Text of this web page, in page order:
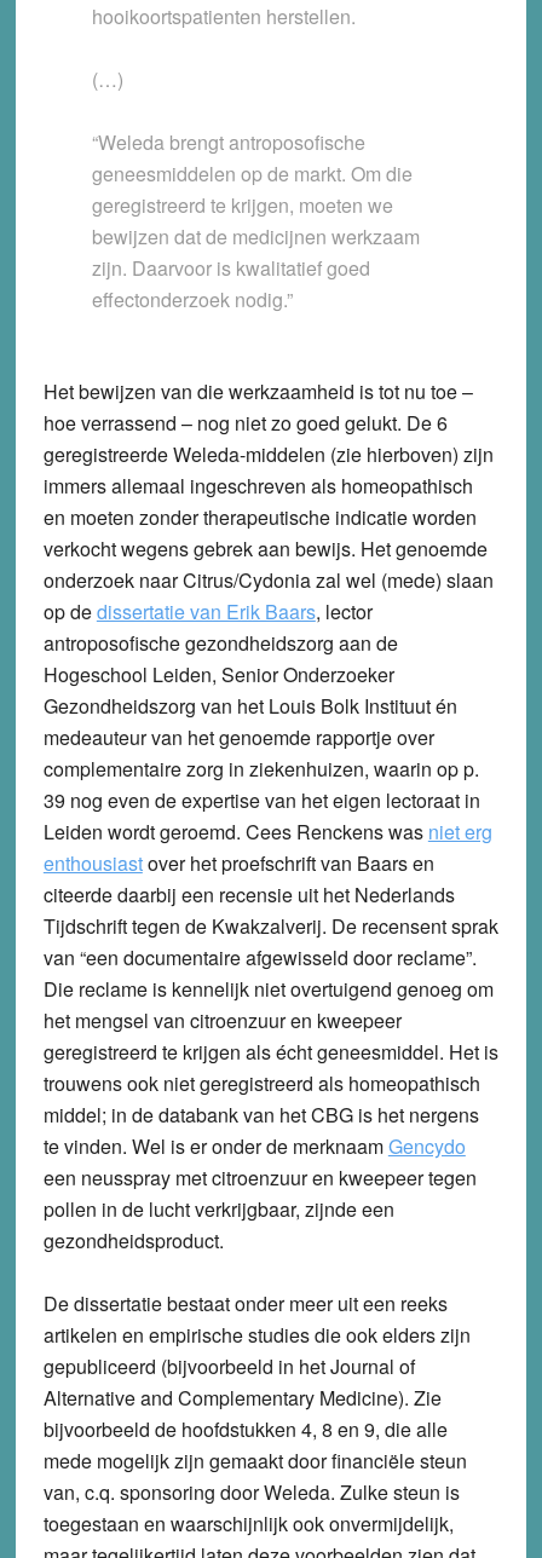
hooikoortspatienten herstellen.
(…)
“Weleda brengt antroposofische
geneesmiddelen op de markt. Om die
geregistreerd te krijgen, moeten we
bewijzen dat de medicijnen werkzaam
zijn. Daarvoor is kwalitatief goed
effectonderzoek nodig.”
Het bewijzen van die werkzaamheid is tot nu toe –
hoe verrassend – nog niet zo goed gelukt. De 6
geregistreerde Weleda-middelen (zie hierboven) zijn
immers allemaal ingeschreven als homeopathisch
en moeten zonder therapeutische indicatie worden
verkocht wegens gebrek aan bewijs. Het genoemde
onderzoek naar Citrus/Cydonia zal wel (mede) slaan
op dedissertatie van Erik Baars, lector
antroposofische gezondheidszorg aan de
Hogeschool Leiden, Senior Onderzoeker
Gezondheidszorg van het Louis Bolk Instituut én
medeauteur van het genoemde rapportje over
complementaire zorg in ziekenhuizen, waarin op p.
39 nog even de expertise van het eigen lectoraat in
Leiden wordt geroemd. Cees Renckens was niet erg
enthousiastover het proefschrift van Baars en
citeerde daarbij een recensie uit het Nederlands
Tijdschrift tegen de Kwakzalverij. De recensent sprak
van “een documentaire afgewisseld door reclame”.
Die reclame is kennelijk niet overtuigend genoeg om
het mengsel van citroenzuur en kweepeer
geregistreerd te krijgen als écht geneesmiddel. Het is
trouwens ook niet geregistreerd als homeopathisch
middel; in de databank van het CBG is het nergens
te vinden. Wel is er onder de merknaamGencydo
een neusspray met citroenzuur en kweepeer tegen
pollen in de lucht verkrijgbaar, zijnde een
gezondheidsproduct.
De dissertatie bestaat onder meer uit een reeks
artikelen en empirische studies die ook elders zijn
gepubliceerd (bijvoorbeeld in het Journal of
Alternative and Complementary Medicine). Zie
bijvoorbeeld de hoofdstukken 4, 8 en 9, die alle
mede mogelijk zijn gemaakt door financiële steun
van, c.q. sponsoring door Weleda. Zulke steun is
toegestaan en waarschijnlijk ook onvermijdelijk,